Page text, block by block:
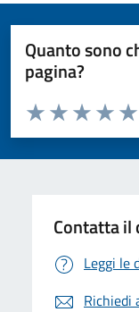
Quanto sono
pagina?
Valuta da 1 a 5 stelle
Valuta
Valuta 3
Valuta 2 stelle
Valuta 1 stelle su 5
Contatta il
Leggi le
Richiedi